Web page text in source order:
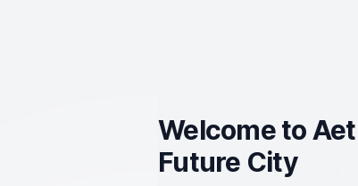
Welcome to
Future City